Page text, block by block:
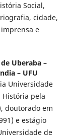
Social,
cidade,
e
Uberaba –
– UFU
Universidade
História pela
doutorado em
e estágio
de